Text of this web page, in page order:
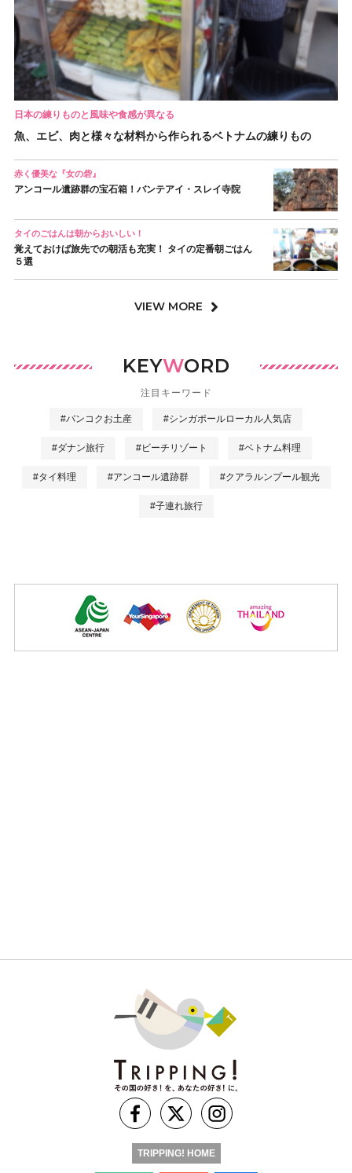
日本の練りものと風味や食感が異なる
魚、エビ、肉と様々な材料から作られるベトナムの練りもの
赤く優美な『女の砦』
アンコール遺跡群の宝石箱！バンテアイ・スレイ寺院
タイのごはんは朝からおいしい！
覚えておけば旅先での朝活も充実！ タイの定番朝ごはん
５選
VIEW MORE
KEYWORD
注目キーワード
#バンコクお土産 #シンガポールローカル人気店
#ダナン旅行 #ビーチリゾート #ベトナム料理
#タイ料理 #アンコール遺跡群 #クアラルンプール観光
#子連れ旅行
TRIPPING! HOME